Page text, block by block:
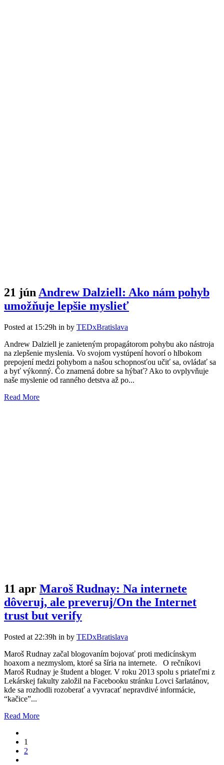
21 júnAndrew Dalziell: Ako nám pohyb
umožňuje lepšie myslieť
Posted at 15:29h in by TEDxBratislava
Andrew Dalziell je zanieteným propagátorom pohybu ako nástroja
na zlepšenie myslenia. Vo svojom vystúpení hovorí o hlbokom
prepojení medzi pohybom a našou schopnosťou učiť sa, ovládať sa
a byť výkonný. Čo znamená dobre sa hýbať? Ako to ovplyvňuje
naše myslenie od ranného detstva až po...
Read More
11 apr Maroš Rudnay: Na internete
dôveruj, ale preveruj/On the Internet
trust but verify
Posted at 22:39h in by TEDxBratislava
Maroš Rudnay začal blogovaním bojovať proti medicínskym
hoaxom a nezmyslom, ktoré sa šíria na internete. O rečníkovi
Maroš Rudnay je študent a bloger. V roku 2013 spolu s priateľmi z
Lekárskej fakulty založil na Facebooku stránku Lovci šarlatánov,
kde sa rozhodli rozoberať a vyvracať nepravdivé informácie,
“kačice”...
Read More
1
2